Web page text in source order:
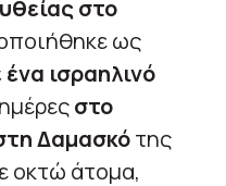
στο
ως
ένα ισραηλινό
στο
Δαμασκότης
οκτώ άτομα,